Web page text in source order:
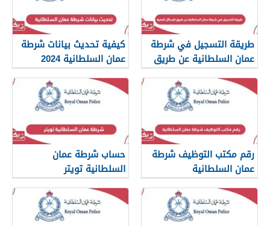
طريقة التسجيل في شرطة
عمان السلطانية عن طريق
الرسائل النصية
كيفية تحديث بيانات شرطة
عمان السلطانية 2024
رقم مكتب التوظيف شرطة
عمان السلطانية
حساب شرطة عمان
السلطانية تويتر